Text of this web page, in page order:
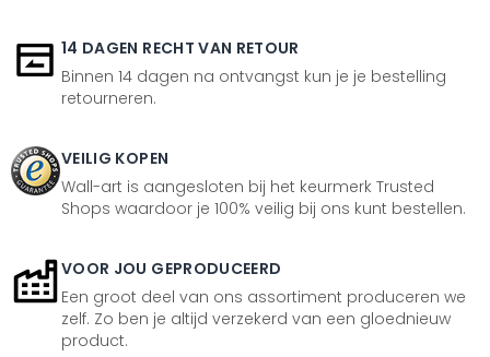
14 DAGEN RECHT VAN RETOUR
Binnen 14 dagen na ontvangst kun je je bestelling
retourneren.
VEILIG KOPEN
Wall-art is aangesloten bij het keurmerk Trusted
Shops waardoor je 100% veilig bij ons kunt bestellen.
VOOR JOU GEPRODUCEERD
Een groot deel van ons assortiment produceren we
zelf. Zo ben je altijd verzekerd van een gloednieuw
product.